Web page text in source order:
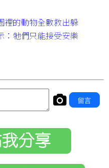
裡的動物全數救出躲
：牠們只能接受安樂